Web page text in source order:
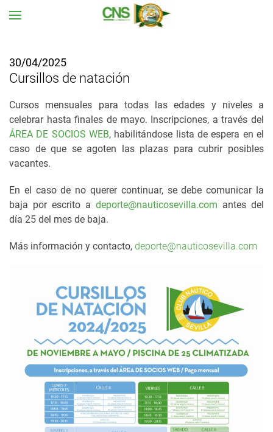
30/04/2025
Cursillos de natación
Cursos mensuales para todas las edades y niveles a
celebrar hasta finales de mayo. Inscripciones, a través del
ÁREA DE SOCIOS WEB, habilitándose lista de espera en el
caso de que se agoten las plazas para cubrir posibles
vacantes.
En el caso de no querer continuar, se debe comunicar la
baja por escrito a deporte@nauticosevilla.com antes del
día 25 del mes de baja.
Más información y contacto, deporte@nauticosevilla.com